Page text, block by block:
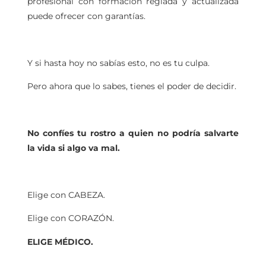
puede ofrecer con garantías.
Y si hasta hoy no sabías esto, no es tu culpa.
Pero ahora que lo sabes, tienes el poder de decidir.
No confíes tu rostro a quien no podría salvarte
la vida si algo va mal.
Elige con CABEZA.
Elige con CORAZÓN.
ELIGE MÉDICO.